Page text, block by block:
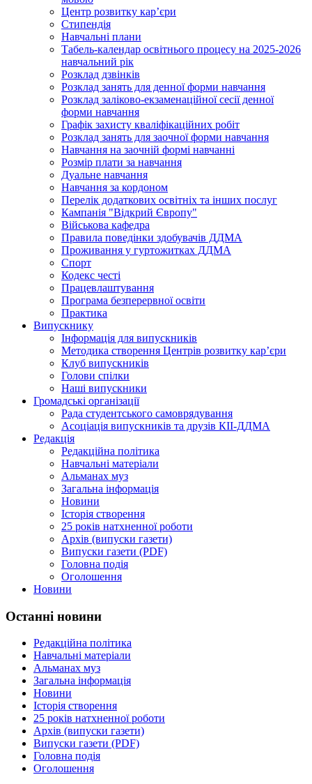
Центр розвитку кар’єри
Стипендія
Навчальні плани
Табель-календар освітнього процесу на 2025-2026
навчальний рік
Розклад дзвінків
Розклад занять для денної форми навчання
Розклад заліково-екзаменаційної сесії денної
форми навчання
Графік захисту кваліфікаційних робіт
Розклад занять для заочної форми навчання
Навчання на заочній формі навчанні
Розмір плати за навчання
Дуальне навчання
Навчання за кордоном
Перелік додаткових освітніх та інших послуг
Кампанія "Відкрий Європу"
Військова кафедра
Правила поведінки здобувачів ДДМА
Проживання у гуртожитках ДДМА
Спорт
Кодекс честі
Працевлаштування
Програма безперервної освіти
Практика
Випускнику
Інформація для випускників
Методика створення Центрів розвитку кар’єри
Клуб випускників
Голови спілки
Наші випускники
Громадські організації
Рада студентського самоврядування
Асоціація випускників та друзів КІІ-ДДМА
Редакція
Редакційна політика
Навчальні матеріали
Альманах муз
Загальна інформація
Новини
Історія створення
25 років натхненної роботи
Архів (випуски газети)
Випуски газети (PDF)
Головна подія
Оголошення
Новини
Останні новини
Редакційна політика
Навчальні матеріали
Альманах муз
Загальна інформація
Новини
Історія створення
25 років натхненної роботи
Архів (випуски газети)
Випуски газети (PDF)
Головна подія
Оголошення